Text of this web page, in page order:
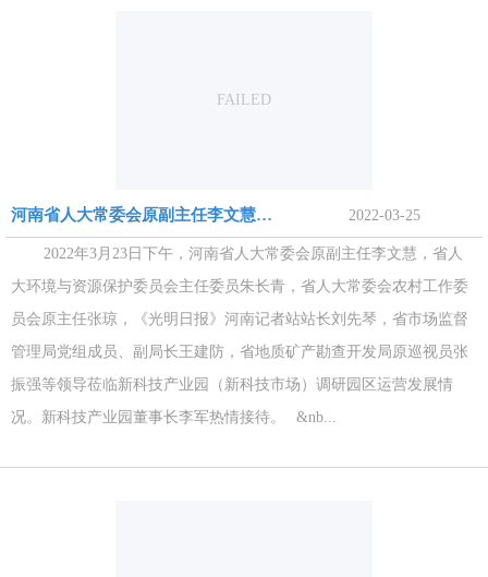
FAILED
河南省人大常委会原副主任李文慧一行莅临新科技产业园调研 2022-03-25
2022年3月23日下午，河南省人大常委会原副主任李文慧，省人
大环境与资源保护委员会主任委员朱长青，省人大常委会农村工作委
员会原主任张琼，《光明日报》河南记者站站长刘先琴，省市场监督
管理局党组成员、副局长王建防，省地质矿产勘查开发局原巡视员张
振强等领导莅临新科技产业园（新科技市场）调研园区运营发展情
况。新科技产业园董事长李军热情接待。 &nb...